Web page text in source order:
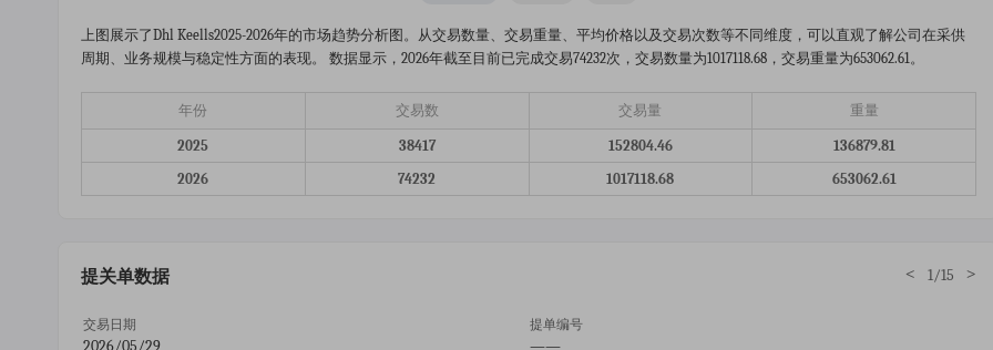
上图展示了dhl Keells2025-2026年的市场趋势分析图。从交易数量、交易重量、平均价格以及交易次数等不同维度，可以直观了解公司在采供
周期、业务规模与稳定性方面的表现。 数据显示，2026年截至目前已完成交易74232次，交易数量为1017118.68，交易重量为653062.61。
年份 交易数 交易量 重量
2025 38417 152804.46
136879.81
2026
74232 1017118.68 653062.61
提关单数据 < 1/15 >
交易日期
2026/05/29
提单编号
——